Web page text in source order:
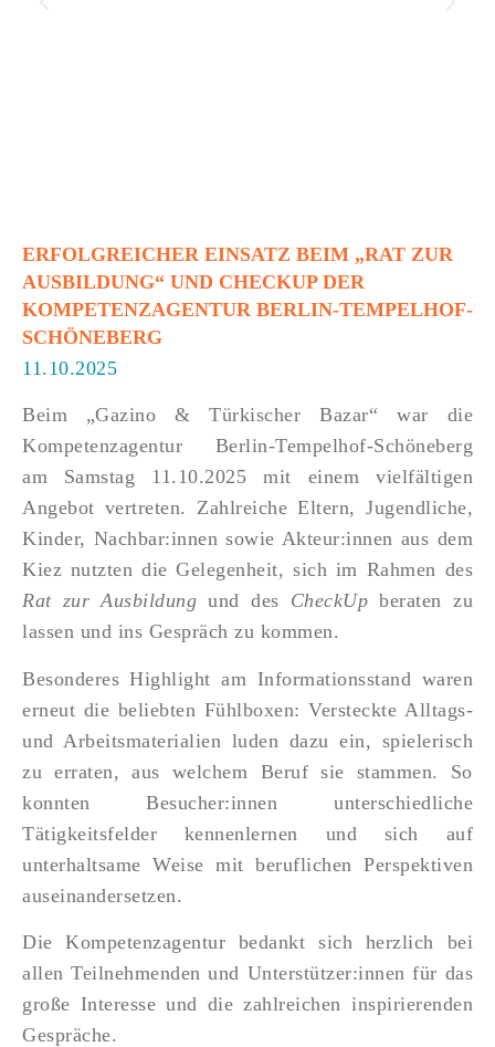
ERFOLGREICHER EINSATZ BEIM „RAT ZUR
AUSBILDUNG“ UND CHECKUP DER
KOMPETENZAGENTUR BERLIN-TEMPELHOF-
SCHÖNEBERG
11.10.2025
Beim „Gazino & Türkischer Bazar“ war die
Kompetenzagentur Berlin-Tempelhof-Schöneberg
am Samstag 11.10.2025 mit einem vielfältigen
Angebot vertreten. Zahlreiche Eltern, Jugendliche,
Kinder, Nachbar:innen sowie Akteur:innen aus dem
Kiez nutzten die Gelegenheit, sich im Rahmen des
Rat zur Ausbildung und des CheckUp beraten zu
lassen und ins Gespräch zu kommen.
Besonderes Highlight am Informationsstand waren
erneut die beliebten Fühlboxen: Versteckte Alltags-
und Arbeitsmaterialien luden dazu ein, spielerisch
zu erraten, aus welchem Beruf sie stammen. So
konnten Besucher:innen unterschiedliche
Tätigkeitsfelder kennenlernen und sich auf
unterhaltsame Weise mit beruflichen Perspektiven
auseinandersetzen.
Die Kompetenzagentur bedankt sich herzlich bei
allen Teilnehmenden und Unterstützer:innen für das
große Interesse und die zahlreichen inspirierenden
Gespräche.